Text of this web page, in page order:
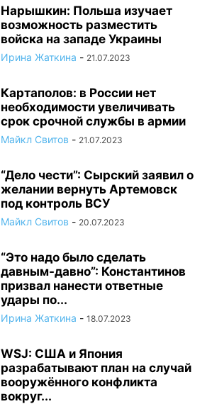
Нарышкин: Польша изучает
возможность разместить
войска на западе Украины
Ирина Жаткина - 21.07.2023
Картаполов: в России нет
необходимости увеличивать
срок срочной службы в армии
Майкл Свитов - 21.07.2023
“Дело чести”: Сырский заявил о
желании вернуть Артемовск
под контроль ВСУ
Майкл Свитов - 20.07.2023
“Это надо было сделать
давным-давно”: Константинов
призвал нанести ответные
удары по...
Ирина Жаткина - 18.07.2023
WSJ: США и Япония
разрабатывают план на случай
вооружённого конфликта
вокруг...